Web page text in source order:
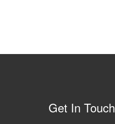
Get In Touch